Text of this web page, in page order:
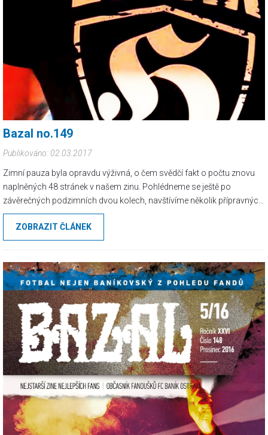
Bazal no.149
Publikováno: 02.03.2017
Zimní pauza byla opravdu výživná, o čem svědčí fakt o počtu znovu
naplněných 48 stránek v našem zinu. Pohlédneme se ještě po
závěrečných podzimních dvou kolech, navštívíme několik přípravných
zápasů a zavítáme na všechny fanouškovské turnaje pořádané
příznivci Baníku přes zimní měsíce. Přineseme vám rovněž i reporty
z ulic a polí z pohledu Chuliganu z Bazalů.
ZOBRAZIT ČLÁNEK